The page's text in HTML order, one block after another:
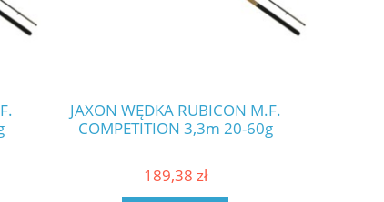
JAXON WĘDKA RUBICON M.F.
COMPETITION 3,3m 20-60g
189,38 zł